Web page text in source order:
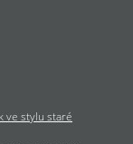
ve stylu staré